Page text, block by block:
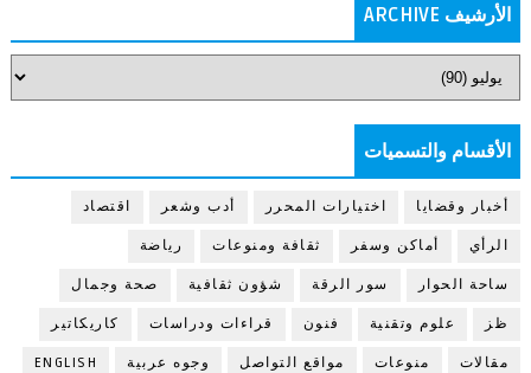
الأرشيف ARCHIVE
الأقسام والتسميات
أخبار وقضايا اختيارات المحرر أدب وشعر اقتصاد
الرأي أماكن وسفر ثقافة ومنوعات رياضة
ساحة الحوار سور الرقة شؤون ثقافية صحة وجمال
ظز علوم وتقنية فنون قراءات ودراسات كاريكاتير
مقالات منوعات مواقع التواصل وجوه عربية ENGLISH